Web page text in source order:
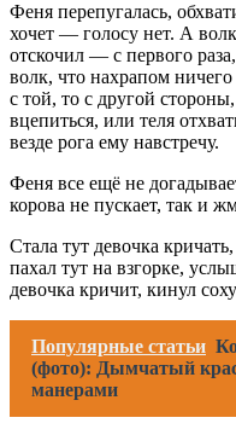
Феня перепугалась,
хочет — голосу нет. А
отскочил — с первого
волк, что нахрапом
с той, то с другой
вцепиться, или теля
везде рога ему навстречу.
Феня все ещё не
корова не пускает, так и
Стала тут девочка
пахал тут на взгорке,
девочка кричит, кинул
Популярные статьи
(фото): Дымчатый
манерами